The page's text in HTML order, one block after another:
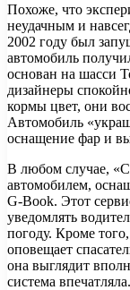
Похоже, что
неудачным и
2002 году был
автомобиль
основан на шасси
дизайнеры
кормы цвет, они
Автомобиль
оснащение фар и
В любом случае,
автомобилем,
G-Book. Этот
уведомлять
погоду. Кроме
оповещает
она выглядит
система впечатляла.